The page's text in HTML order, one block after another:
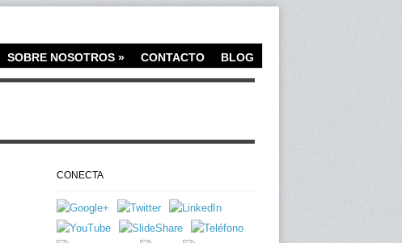
SOBRE NOSOTROS » CONTACTO BLOG
CONECTA